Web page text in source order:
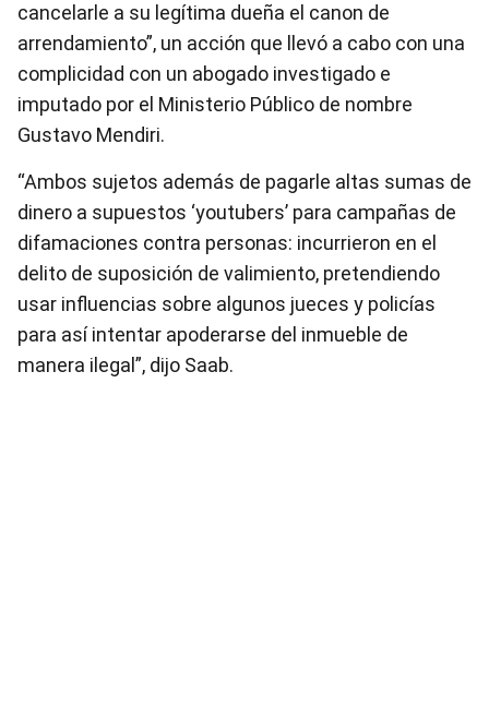
cancelarle a su legítima dueña el canon de
arrendamiento”, un acción que llevó a cabo con una
complicidad con un abogado investigado e
imputado por el Ministerio Público de nombre
Gustavo Mendiri.
“Ambos sujetos además de pagarle altas sumas de
dinero a supuestos ‘youtubers’ para campañas de
difamaciones contra personas: incurrieron en el
delito de suposición de valimiento, pretendiendo
usar influencias sobre algunos jueces y policías
para así intentar apoderarse del inmueble de
manera ilegal”, dijo Saab.